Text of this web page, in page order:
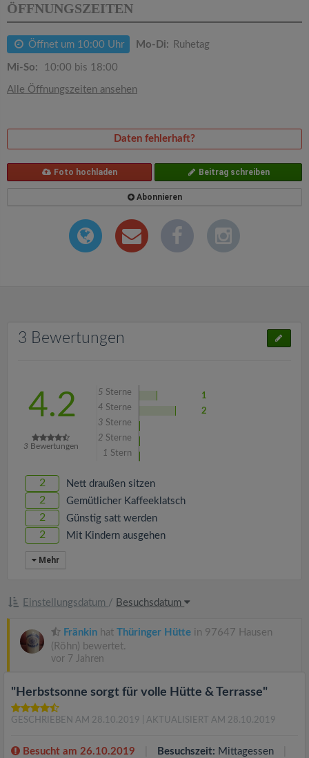
ÖFFNUNGSZEITEN
Öffnet um 10:00 Uhr Mo-Di: Ruhetag
Mi-So: 10:00 bis 18:00
Alle Öffnungszeiten ansehen
Daten fehlerhaft?
Foto hochladen Beitrag schreiben
Abonnieren
3 Bewertungen
4.2
3 Bewertungen
5 Sterne
1
4 Sterne
2
3 Sterne
2 Sterne
1 Stern
2 Nett draußen sitzen
2 Gemütlicher Kaffeeklatsch
2 Günstig satt werden
2 Mit Kindern ausgehen
Mehr
Einstellungsdatum / Besuchsdatum
Fränkin hat Thüringer Hütte in 97647 Hausen
(Röhn) bewertet.
vor 7 Jahren
"Herbstsonne sorgt für volle Hütte & Terrasse"
GESCHRIEBEN AM 28.10.2019 | AKTUALISIERT AM 28.10.2019
Besucht am 26.10.2019 Besuchszeit: Mittagessen
a
t
i